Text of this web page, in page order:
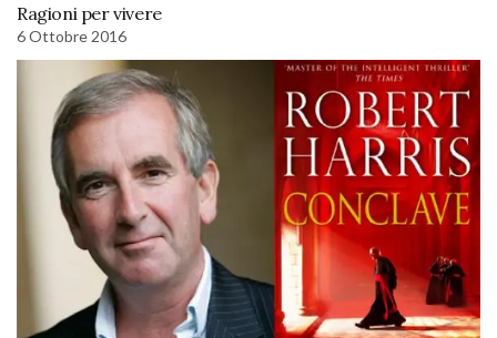
Ragioni per vivere
6 Ottobre 2016